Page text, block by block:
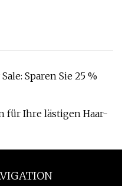
Sparen Sie 25 %
für Ihre lästigen Haar-